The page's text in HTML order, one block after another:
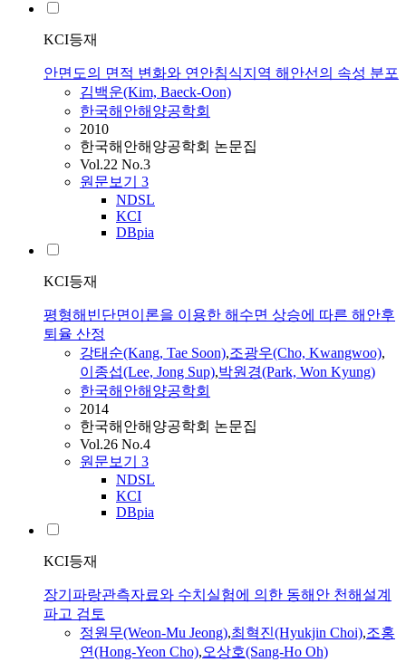
KCI등재
안면도의 면적 변화와 연안침식지역 해안선의 속성 분포
김백운(Kim, Baeck-Oon)
한국해안해양공학회
2010
한국해안해양공학회 논문집
Vol.22 No.3
원문보기 3
NDSL
KCI
DBpia
KCI등재
평형해빈단면이론을 이용한 해수면 상승에 따른 해안후
퇴율 산정
강태순(Kang, Tae Soon),조광우(Cho, Kwangwoo),
이종섭(Lee, Jong Sup),박원경(Park, Won Kyung)
한국해안해양공학회
2014
한국해안해양공학회 논문집
Vol.26 No.4
원문보기 3
NDSL
KCI
DBpia
KCI등재
장기파랑관측자료와 수치실험에 의한 동해안 천해설계
파고 검토
정원무(Weon-Mu Jeong),최혁진(Hyukjin Choi),조홍
연(Hong-Yeon Cho),오상호(Sang-Ho Oh)